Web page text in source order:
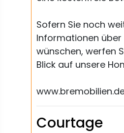
Sofern Sie noch
Informationen über
wünschen, werfen
Blick auf unsere
Courtage